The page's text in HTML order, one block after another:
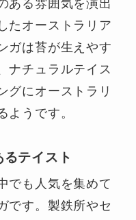
ある雰囲気を演出
たオーストラリア
ガは苔が生えやす
ナチュラルテイス
グにオーストラリ
ようです。
テイスト
でも人気を集めて
です。製鉄所やセ